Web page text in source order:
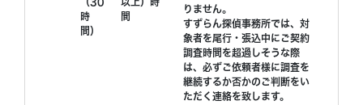
時
間）
間
りません。
すずらん探偵事務所では、対
象者を尾行・張込中にご契約
調査時間を超過しそうな際
は、必ずご依頼者様に調査を
継続するか否かのご判断をい
ただく連絡を致します。